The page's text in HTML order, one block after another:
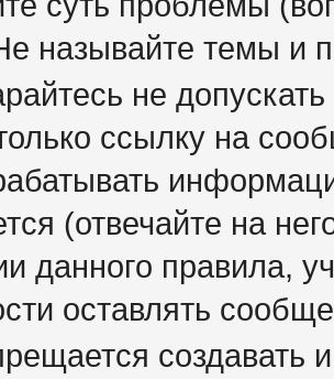
называйте темы
не
ссылку на
(отвечайте на
данного правила,
оставлять
создавать